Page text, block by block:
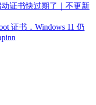
动证书快过期了｜不更新
证书，Windows 11 仍